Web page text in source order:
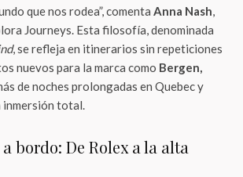
que nos rodea”, comenta Anna Nash,
Journeys. Esta filosofía, denominada
, se refleja en itinerarios sin repeticiones
nuevos para la marca como Bergen,
de noches prolongadas en Quebec y
inmersión total.
bordo: De Rolex a la alta